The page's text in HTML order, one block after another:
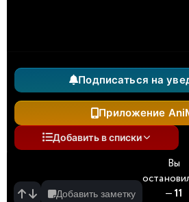
Подписаться на
Приложение
Добавить в списки
Добавить заметку
Вы
—11